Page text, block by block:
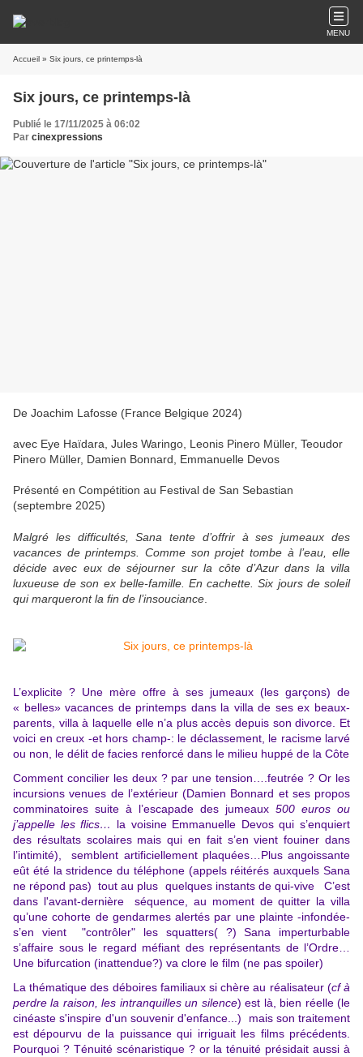
MENU
Accueil » Six jours, ce printemps-là
Six jours, ce printemps-là
Publié le 17/11/2025 à 06:02
Par cinexpressions
De Joachim Lafosse (France Belgique 2024)
avec Eye Haïdara, Jules Waringo, Leonis Pinero Müller, Teoudor
Pinero Müller, Damien Bonnard, Emmanuelle Devos
Présenté en Compétition au Festival de San Sebastian
(septembre 2025)
Malgré les difficultés, Sana tente d’offrir à ses jumeaux des
vacances de printemps. Comme son projet tombe à l’eau, elle
décide avec eux de séjourner sur la côte d’Azur dans la villa
luxueuse de son ex belle-famille. En cachette. Six jours de soleil
qui marqueront la fin de l’insouciance
L’explicite ? Une mère offre à ses jumeaux (les garçons) de
« belles» vacances de printemps dans la villa de ses ex beaux-
parents, villa à laquelle elle n’a plus accès depuis son divorce. Et
voici en creux -et hors champ-: le déclassement, le racisme larvé
ou non, le délit de facies renforcé dans le milieu huppé de la Côte
Comment concilier les deux ? par une tension….feutrée ? Or les
incursions venues de l’extérieur (Damien Bonnard et ses propos
comminatoires suite à l’escapade des jumeaux 500 euros ou
j’appelle les flics…
la voisine Emmanuelle Devos qui s’enquiert
des résultats scolaires mais qui en fait s’en vient fouiner dans
l’intimité), semblent artificiellement plaquées…Plus angoissante
eût été la stridence du téléphone (appels réitérés auxquels Sana
ne répond pas) tout au plus quelques instants de qui-vive C’est
dans l'avant-dernière séquence, au moment de quitter la villa
qu’une cohorte de gendarmes alertés par une plainte -infondée-
s’en vient "contrôler" les squatters( ?) Sana imperturbable
s’affaire sous le regard méfiant des représentants de l’Ordre…
Une bifurcation (inattendue?) va clore le film (ne pas spoiler)
La thématique des déboires familiaux si chère au réalisateur (cf à
perdre la raison, les intranquilles un silence) est là, bien réelle (le
cinéaste s'inspire d'un souvenir d'enfance...) mais son traitement
est dépourvu de la puissance qui irriguait les films précédents.
Pourquoi ? Ténuité scénaristique ? or la ténuité présidait aussi à